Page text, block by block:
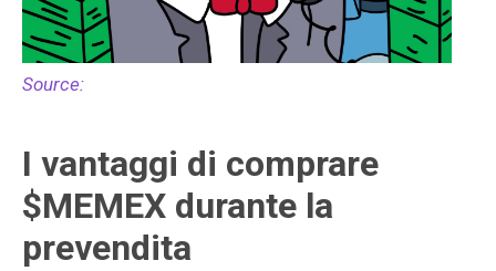
Source:
I vantaggi di comprare
$MEMEX durante la
prevendita